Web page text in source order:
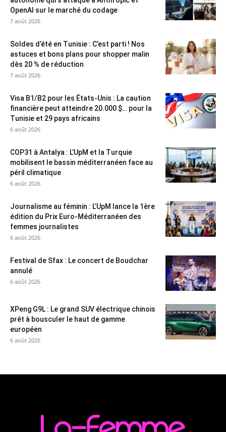
OpenAI sur le marché du codage
7 août 2026
Soldes d’été en Tunisie : C’est parti ! Nos
astuces et bons plans pour shopper malin
dès 20 % de réduction
7 août 2026
Visa B1/B2 pour les États-Unis : La caution
financière peut atteindre 20.000 $… pour la
Tunisie et 29 pays africains
6 août 2026
COP31 à Antalya : L’UpM et la Turquie
mobilisent le bassin méditerranéen face au
péril climatique
6 août 2026
Journalisme au féminin : L’UpM lance la 1ère
édition du Prix Euro-Méditerranéen des
femmes journalistes
6 août 2026
Festival de Sfax : Le concert de Boudchar
annulé
6 août 2026
XPeng G9L : Le grand SUV électrique chinois
prêt à bousculer le haut de gamme
européen
6 août 2026